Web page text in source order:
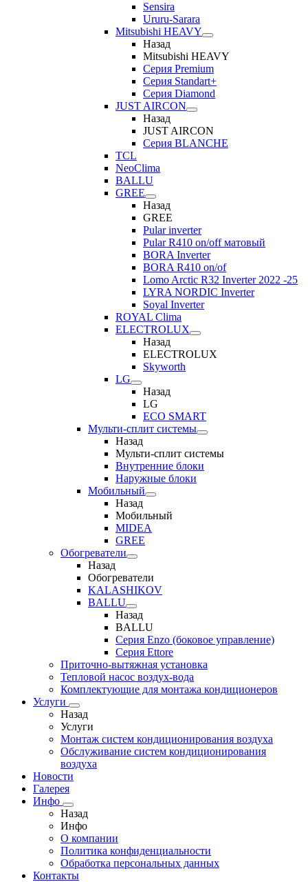
Sensira
Ururu-Sarara
Mitsubishi HEAVY
Назад
Mitsubishi HEAVY
Серия Premium
Серия Standart+
Серия Diamond
JUST AIRCON
Назад
JUST AIRCON
Серия BLANCHE
TCL
NeoClima
BALLU
GREE
Назад
GREE
Pular inverter
Pular R410 on/off матовый
BORA Inverter
BORA R410 on/of
Lomo Arctic R32 Inverter 2022 -25
LYRA NORDIC Inverter
Soyal Inverter
ROYAL Clima
ELECTROLUX
Назад
ELECTROLUX
Skyworth
LG
Назад
LG
ECO SMART
Мульти-сплит системы
Назад
Мульти-сплит системы
Внутренние блоки
Наружные блоки
Мобильный
Назад
Мобильный
MIDEA
GREE
Обогреватели
Назад
Обогреватели
KALASHIKOV
BALLU
Назад
BALLU
Серия Enzo (боковое управление)
Серия Ettore
Приточно-вытяжная установка
Тепловой насос воздух-вода
Комплектующие для монтажа кондиционеров
Услуги
Назад
Услуги
Монтаж систем кондиционирования воздуха
Обслуживание систем кондиционирования
воздуха
Новости
Галерея
Инфо
Назад
Инфо
О компании
Политика конфиденциальности
Обработка персональных данных
Контакты